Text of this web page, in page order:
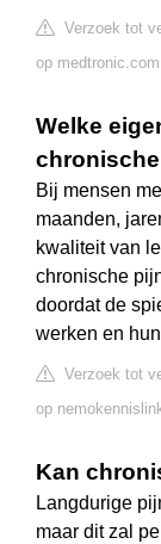
Verzoek tot
op medtronic.com
Welke
Bij mensen
maanden,
kwaliteit van
chronische
doordat de
werken en
Verzoek tot
op
Kan
Langdurige
maar dit zal